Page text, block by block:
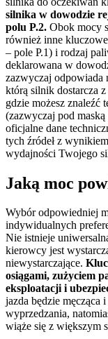
silnika w dowodzie
polu P.2. Obok mocy
również inne
– pole P.1) i rodzaj
deklarowana w
zazwyczaj odpowiada
którą silnik dostarcza
gdzie możesz znaleźć
(zazwyczaj pod
oficjalne dane
tych źródeł z
wydajności Twojego
Jaką moc
Wybór odpowiedniej
indywidualnych
Nie istnieje
kierowcy jest
niewystarczające.
osiągami, zużyciem
eksploatacji i
jazda będzie męcząca
wyprzedzania,
wiąże się z większym